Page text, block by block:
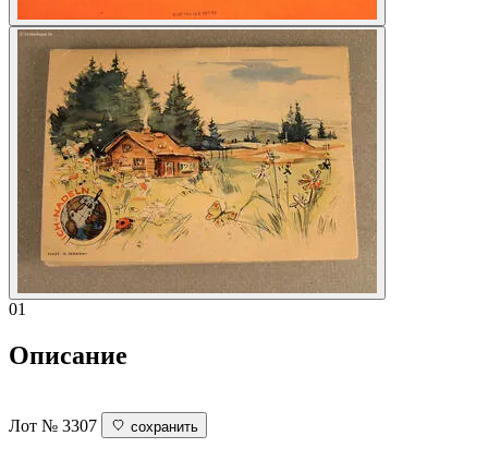
01
Описание
Лот № 3307 сохранить